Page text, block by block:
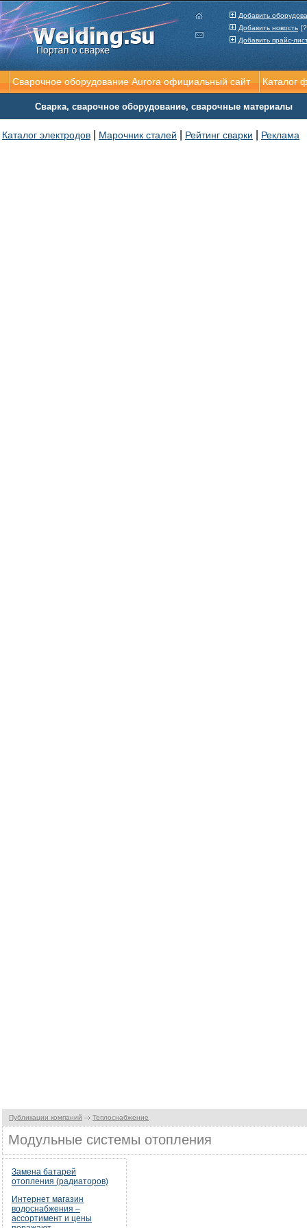
Публикации компаний Теплоснабжение
Модульные системы отопления
Замена батарей
отопления (радиаторов)
Интернет магазин
водоснабжения –
ассортимент и цены
Сварочное оборудование Aurora официальный сайт Каталог
Сварка, сварочное оборудование, сварочные материалы
Каталог электродов Марочник сталей Рейтинг сварки Реклама
Добавить
Добавить новость
Добавить прайс-